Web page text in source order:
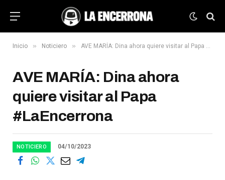
Inicio » Noticiero » AVE MARÍA: Dina ahora quiere visitar al Papa #LaEncerrona
AVE MARÍA: Dina ahora
quiere visitar al Papa
#LaEncerrona
NOTICIERO 04/10/2023